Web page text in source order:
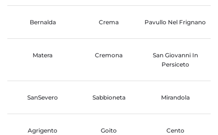
Bernalda Crema Pavullo Nel Frignano
Matera Cremona
San Giovanni In
Persiceto
SanSevero Sabbioneta Mirandola
Agrigento Goito Cento